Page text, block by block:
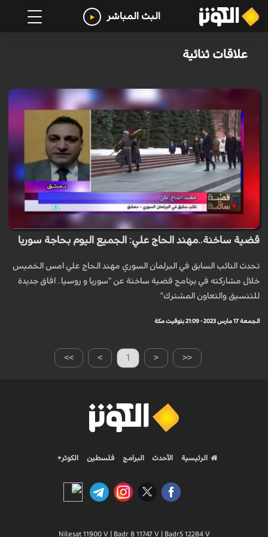
البث المباشر
علاقات ثنائية
قضية ساخنة..مهند الحاج علي: الجميع اليوم بحاجة سوريا
تحدث النائب السابق في البرلمان السوري مهند الحاج علي امس الخميس
خلال مشاركته في برنامج قضية ساخنة عن "سوريا و روسيا.. افاق جديدة
للتنسيق والتعاون المشترك"
الجمعة 17 مارس 2023 - 21:09 بتوقيت مكة
>> > 1 < <<
الرئيسية الأحدث البرامج فلسطين الكوثر+
Nilesat 11900 V | Badr 8 11747 V | Badr5 12284 V